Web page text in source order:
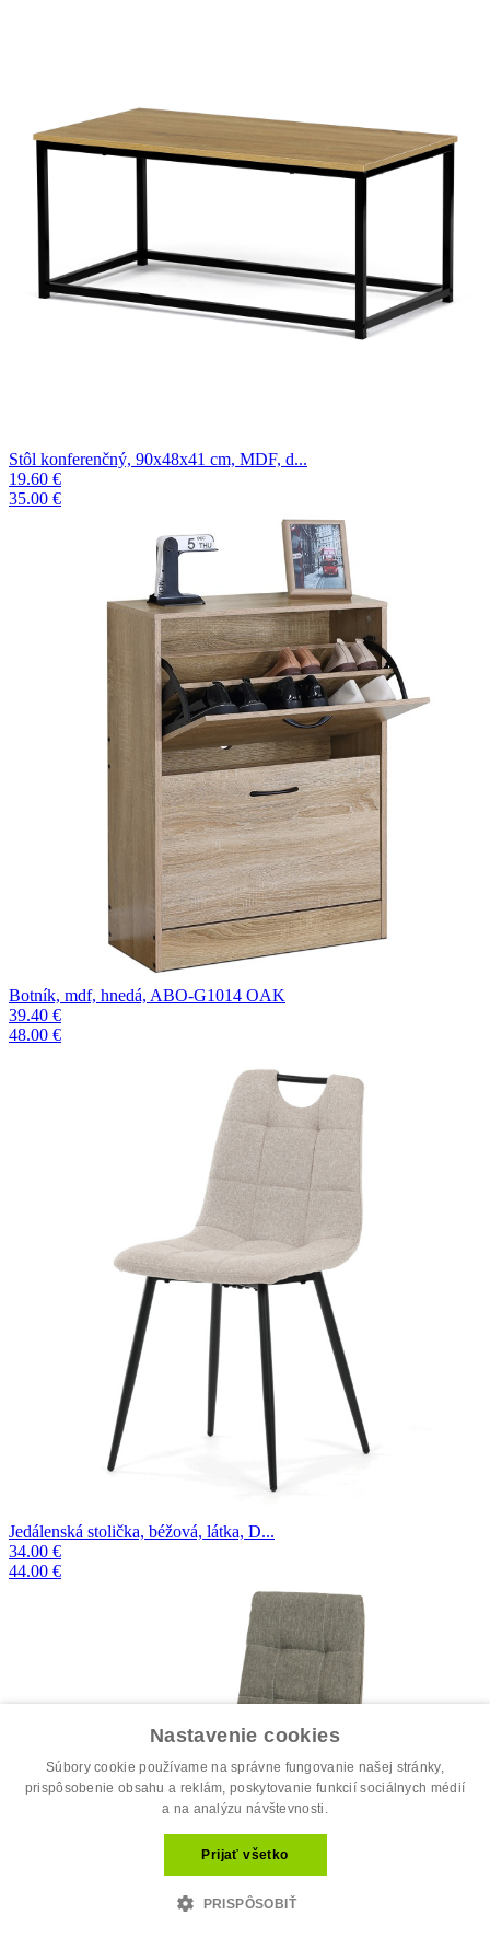
Stôl konferenčný, 90x48x41 cm, MDF, d...
19.60 €
35.00 €
Botník, mdf, hnedá, ABO-G1014 OAK
39.40 €
48.00 €
Jedálenská stolička, béžová, látka, D...
34.00 €
44.00 €
Nastavenie cookies
Súbory cookie používame na správne fungovanie našej stránky,
prispôsobenie obsahu a reklám, poskytovanie funkcií sociálnych médií
a na analýzu návštevnosti.
Prijať všetko
PRISPÔSOBIŤ